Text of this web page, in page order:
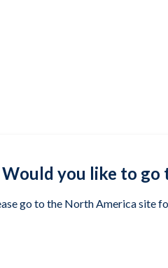
you like to go
go to the North America site